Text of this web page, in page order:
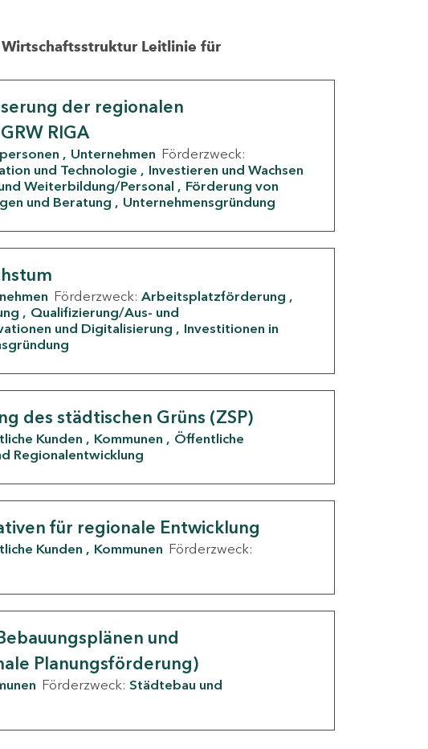
Leitlinie für
der regionalen
RIGA
Unternehmen Förderzweck:
und Technologie
Investieren und Wachsen
Weiterbildung/Personal
Förderung von
und Beratung Unternehmensgründung
Förderzweck: Arbeitsplatzförderung
Qualifizierung/Aus- und
und Digitalisierung
Investitionen in
des städtischen Grüns (ZSP)
Kunden Kommunen
Öffentliche
Regionalentwicklung
für regionale Entwicklung
Kunden Kommunen Förderzweck:
und
Planungsförderung)
Förderzweck: Städtebau und